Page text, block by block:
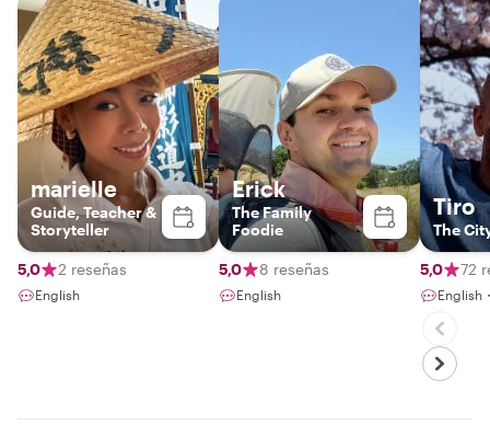
marielle
Guide, Teacher &
Storyteller
5,0 2 reseñas
English
Erick
The Family
Foodie
5,0 8 reseñas
English
Tiro
The
5,0 72
English